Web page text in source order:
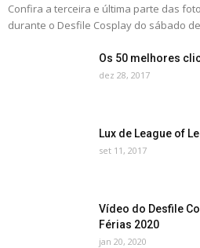
Confira a terceira e última parte das
durante o Desfile Cosplay do sábado
Os 50 melhores
dez 28, 2017
Lux de League of
set 11, 2017
Vídeo do Desfile
Férias 2020
jan 20, 2020